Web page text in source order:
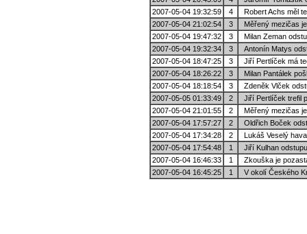
2007-05-04 19:32:59
4
Robert Achs měl
2007-05-04 21:02:54
3
Měřený mezičas
2007-05-04 19:47:32
3
Milan Zeman
2007-05-04 19:32:34
3
Antonín Matys
2007-05-04 18:47:25
3
Jiří Pertlíček má
2007-05-04 18:26:22
3
Milan Pantálek
2007-05-04 18:18:54
3
Zdeněk Vlček
2007-05-05 01:33:49
2
Jiří Pertlíček trefil
2007-05-04 21:01:55
2
Měřený mezičas
2007-05-04 17:57:27
2
Oldřich Boček
2007-05-04 17:34:28
2
Lukáš Veselý
2007-05-04 17:54:48
1
Jiří Kulhan
2007-05-04 16:46:33
1
Zkouška je
2007-05-04 16:45:25
1 V okolí Českého